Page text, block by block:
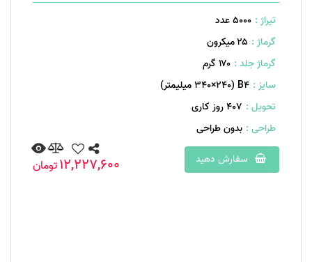
تیراژ : 5000 عدد
گرماژ : ۲۵ میکرون
گرماژ جلد : ۱۷۰ گرم
سایز : B۴ (۳۴۰×۲۴۰ میلیمتر)
تحویل : 407 روز کاری
طراحی : بدون طراحی
سفارش دهید
12,227,600تومان